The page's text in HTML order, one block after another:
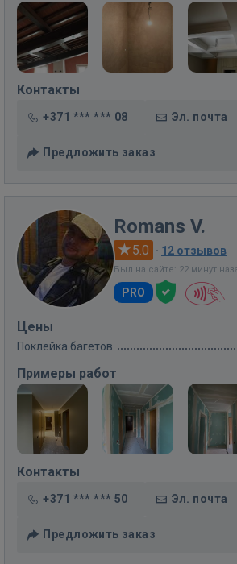
Контакты
+371 *** *** 08 Эл. почта
Предложить заказ
Romans V.
5.0 · 12 отзывов
Был на сайте: 22 минут
PRO
Цены
Поклейка багетов
Примеры работ
Контакты
+371 *** *** 50 Эл. почта
Предложить заказ